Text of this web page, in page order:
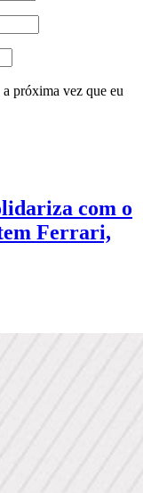
a próxima vez que eu
com o
Ferrari,